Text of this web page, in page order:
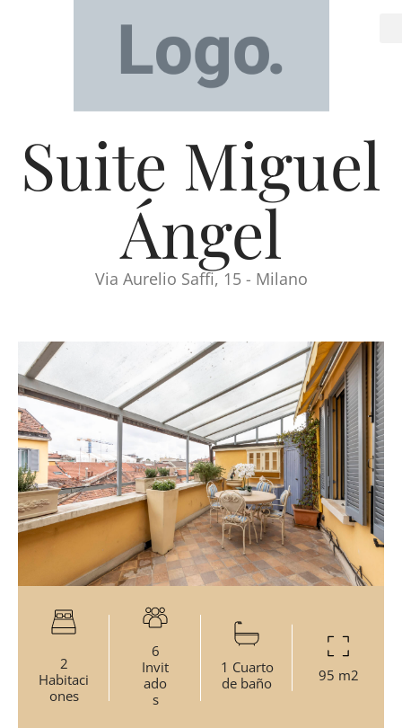
Suite Miguel
Ángel
Via Aurelio Saffi, 15 - Milano
2
Habitaci
ones
6
Invit
ado
s
1 Cuarto
de baño
95 m2